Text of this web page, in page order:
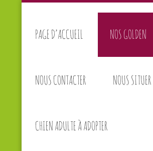
PAGE D’ACCUEIL NOS GOLDEN
NOUS CONTACTER NOUS SITUER
CHIEN ADULTE À ADOPTER